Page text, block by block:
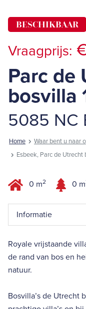
BESCHIKBAAR
Vraagprijs:
Parc de
bosvilla
5085 NC
Home
Waar bent u naar
Esbeek, Parc de Utrecht
0 m2 0 m
Informatie
Royale vrijstaande
de rand van bos en
natuur.
Bosvilla’s de Utrecht